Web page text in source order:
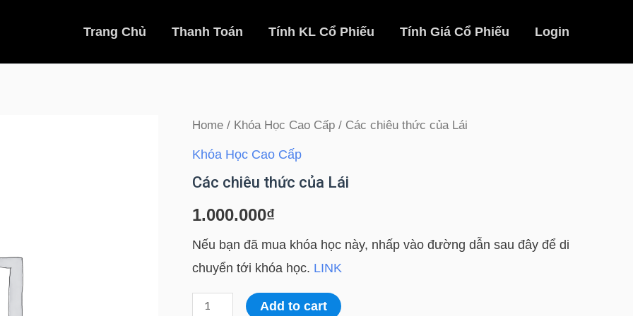
Trang Chủ Thanh Toán Tính KL Cổ Phiếu Tính Giá Cổ Phiếu Login
Home / Khóa Học Cao Cấp / Các chiêu thức của Lái
Khóa Học Cao Cấp
Các chiêu thức của Lái
1.000.000₫
Nếu bạn đã mua khóa học này, nhấp vào đường dẫn sau đây để di
chuyển tới khóa học. LINK
Các
Add to cart